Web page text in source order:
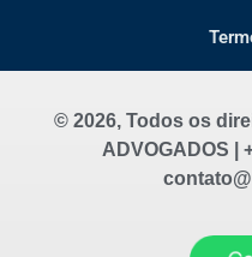
© 2026, Todos os
ADVOGADOS |